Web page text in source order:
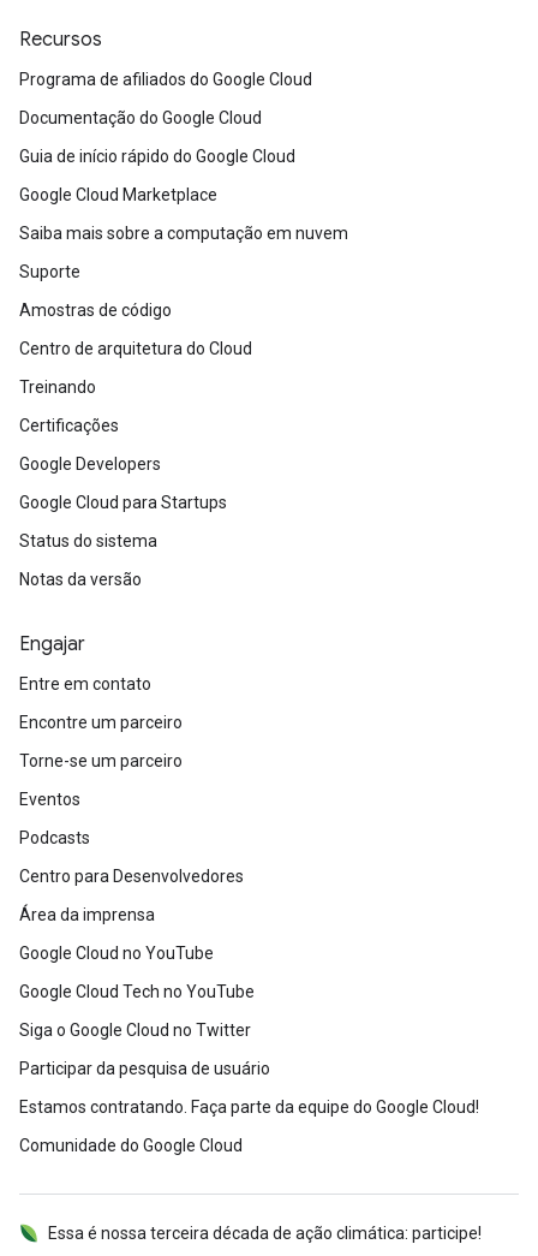
Recursos
Programa de afiliados do Google Cloud
Documentação do Google Cloud
Guia de início rápido do Google Cloud
Google Cloud Marketplace
Saiba mais sobre a computação em nuvem
Suporte
Amostras de código
Centro de arquitetura do Cloud
Treinando
Certificações
Google Developers
Google Cloud para Startups
Status do sistema
Notas da versão
Engajar
Entre em contato
Encontre um parceiro
Torne-se um parceiro
Eventos
Podcasts
Centro para Desenvolvedores
Área da imprensa
Google Cloud no YouTube
Google Cloud Tech no YouTube
Siga o Google Cloud no Twitter
Participar da pesquisa de usuário
Estamos contratando. Faça parte da equipe do Google Cloud!
Comunidade do Google Cloud
Essa é nossa terceira década de ação climática: participe!